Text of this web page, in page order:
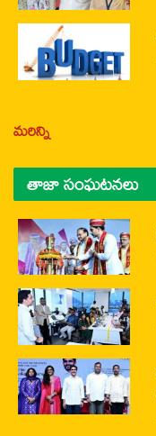
మరిన్ని
తాజా సంఘటనలు